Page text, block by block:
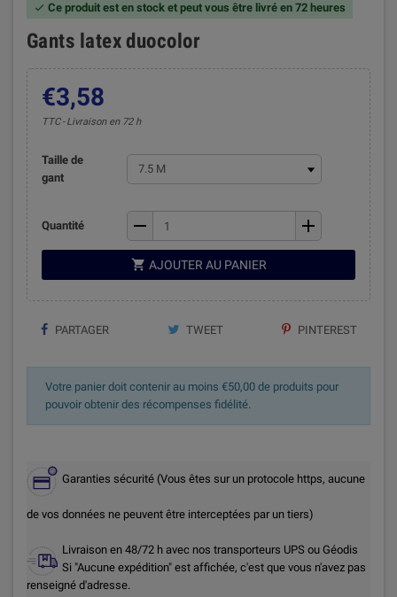
 Ce produit est en stock et peut vous être livré en 72 heures
Gants latex duocolor
€3,58
TTC Livraison en 72 h
Taille de
gant
Quantité remove add
 AJOUTER AU PANIER
PARTAGER TWEET PINTEREST
Votre panier doit contenir au moins €50,00 de produits pour
pouvoir obtenir des récompenses fidélité.
Garanties sécurité (Vous êtes sur un protocole https, aucune
de vos données ne peuvent être interceptées par un tiers)
Livraison en 48/72 h avec nos transporteurs UPS ou Géodis
Si "Aucune expédition" est affichée, c'est que vous n'avez pas
renseigné d'adresse.